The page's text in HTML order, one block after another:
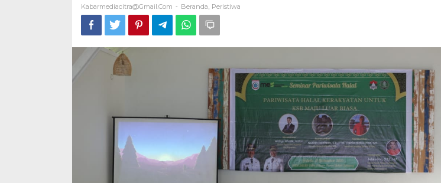
Kabarmediacitra@gmail.com - Beranda Peristiwa